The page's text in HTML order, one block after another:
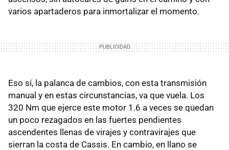
varios apartaderos para inmortalizar el momento.
Eso sí, la palanca de cambios, con esta transmisión
manual y en estas circunstancias, va que vuela. Los
320 Nm que ejerce este motor 1.6 a veces se quedan
un poco rezagados en las fuertes pendientes
ascendentes llenas de virajes y contravirajes que
sierran la costa de Cassis. En cambio, en llano se